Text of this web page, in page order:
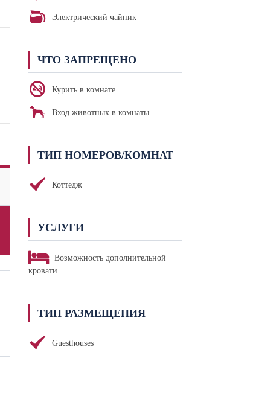
Электрический чайник
ЧТО ЗАПРЕЩЕНО
Курить в комнате
Вход животных в комнаты
ТИП НОМЕРОВ/КОМНАТ
Коттедж
УСЛУГИ
Возможность дополнительной
кровати
ТИП РАЗМЕЩЕНИЯ
Guesthouses